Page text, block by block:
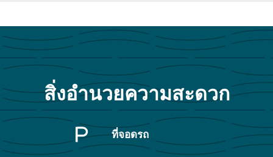
สิ่งอำนวยความสะดวก
ที่จอดรถ